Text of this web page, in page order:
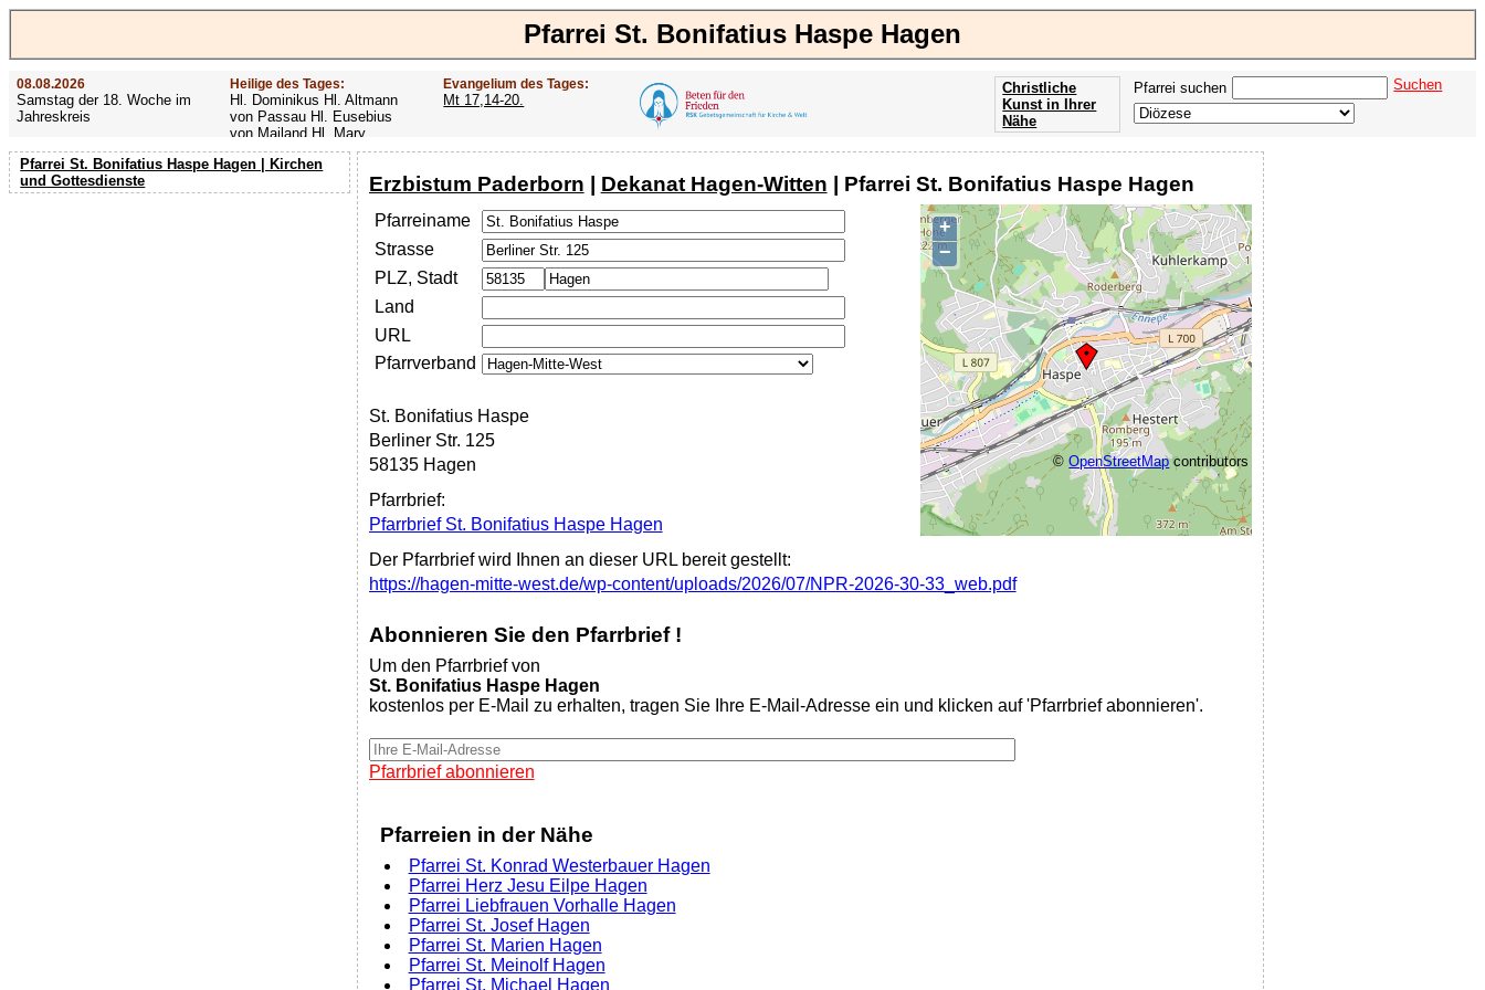
Pfarrei St. Bonifatius Haspe Hagen
08.08.2026
Samstag der 18. Woche im
Jahreskreis
Heilige des Tages:
Hl. Dominikus Hl. Altmann
von Passau Hl. Eusebius
von Mailand Hl. Mary
MacKillop Hl. Cyriakus Hl.
Hildiger Vierzehn heilige
Nothelfer Hl. Famian Hl.
Evangelium des Tages:
Mt 17,14-20.
Pfarrei suchen Suchen
Christliche
Kunst in Ihrer
Nähe
Pfarrei St. Bonifatius Haspe Hagen | Kirchen
und Gottesdienste
Erzbistum Paderborn | Dekanat Hagen-Witten | Pfarrei St. Bonifatius Haspe Hagen
+
−
©OpenStreetMapcontributors
Pfarreiname
Strasse
PLZ, Stadt
Land
URL
Pfarrverband
St. Bonifatius Haspe
Berliner Str. 125
58135 Hagen
Pfarrbrief:
Pfarrbrief St. Bonifatius Haspe Hagen
Der Pfarrbrief wird Ihnen an dieser URL bereit gestellt:
https://hagen-mitte-west.de/wp-content/uploads/2026/07/NPR-2026-30-33_web.pdf
Abonnieren Sie den Pfarrbrief !
Um den Pfarrbrief von
St. Bonifatius Haspe Hagen
kostenlos per E-Mail zu erhalten, tragen Sie Ihre E-Mail-Adresse ein und klicken auf 'Pfarrbrief abonnieren'.
Pfarrbrief abonnieren
Pfarreien in der Nähe
Pfarrei St. Konrad Westerbauer Hagen
Pfarrei Herz Jesu Eilpe Hagen
Pfarrei Liebfrauen Vorhalle Hagen
Pfarrei St. Josef Hagen
Pfarrei St. Marien Hagen
Pfarrei St. Meinolf Hagen
Pfarrei St. Michael Hagen